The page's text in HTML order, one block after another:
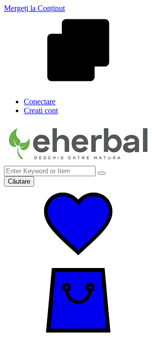
Mergeți la Conținut
Conectare
Creati cont
Căutare